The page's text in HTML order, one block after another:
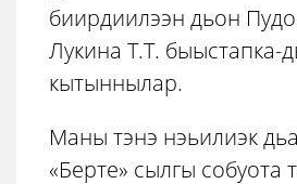
биирдиилээн дьон
Лукина Т.Т. быыстапка-
кытыннылар.
Маны тэнэ нэьилиэк
«Берте» сылгы собуота